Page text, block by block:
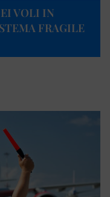
VOLI IN
FRAGILE